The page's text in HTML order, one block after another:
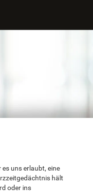
uns erlaubt, eine
hält
oder ins